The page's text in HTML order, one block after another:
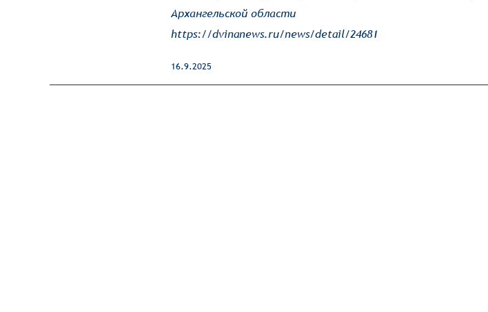
Архангельской области
https://dvinanews.ru/news/detail/24681
16.9.2025